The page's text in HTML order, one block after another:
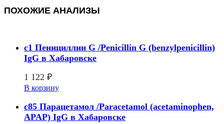
ПОХОЖИЕ АНАЛИЗЫ
c1 Пенициллин G /Penicillin G (benzylpenicillin)
IgG в Хабаровске
1 122 ₽
В корзину
c85 Парацетамол /Paracetamol (acetaminophen,
APAP) IgG в Хабаровске